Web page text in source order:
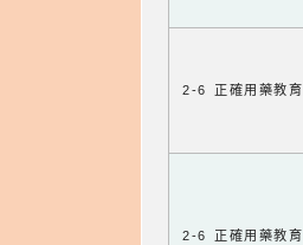
2-6 正確用藥教育
2-6 正確用藥教育